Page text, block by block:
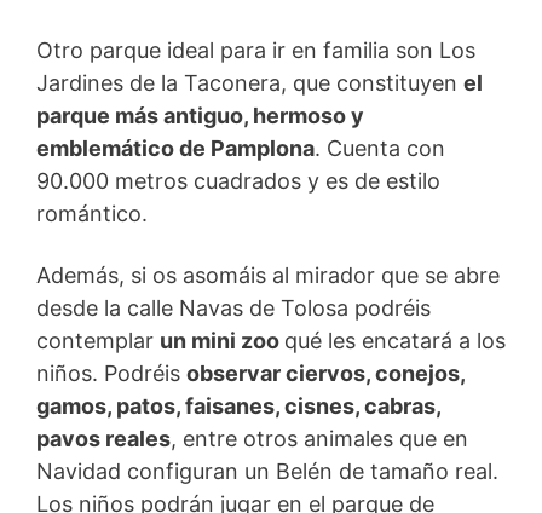
Otro parque ideal para ir en familia son Los
Jardines de la Taconera, que constituyen el
parque más antiguo, hermoso y
emblemático de Pamplona. Cuenta con
90.000 metros cuadrados y es de estilo
romántico.
Además, si os asomáis al mirador que se abre
desde la calle Navas de Tolosa podréis
contemplar un mini zoo qué les encatará a los
niños. Podréis observar ciervos, conejos,
gamos, patos, faisanes, cisnes, cabras,
pavos reales, entre otros animales que en
Navidad configuran un Belén de tamaño real.
Los niños podrán jugar en el parque de